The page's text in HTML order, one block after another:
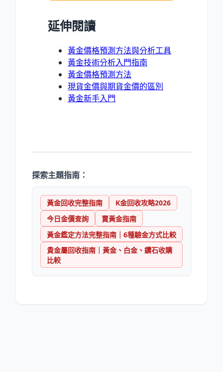
延伸閱讀
黃金價格預測方法與分析工具
黃金技術分析入門指南
黃金價格預測方法
現貨金價與期貨金價的區別
黃金新手入門
探索主題指南：
黃金回收完整指南
K金回收攻略2026
今日金價查詢
賣黃金指南
黃金鑑定方法完整指南｜6種驗金方式比較
貴金屬回收指南｜黃金、白金、鑽石收購
比較